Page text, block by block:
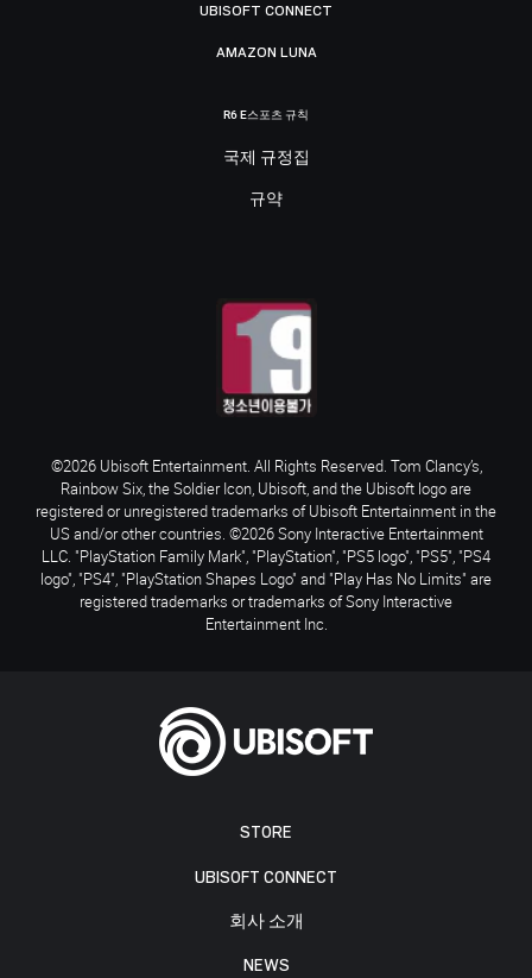
STORE
UBISOFT CONNECT
회사 소개
NEWS
UBISOFT CONNECT
AMAZON LUNA
R6 E스포츠 규칙
국제 규정집
규약
©2026 Ubisoft Entertainment. All Rights Reserved. Tom Clancy’s,
Rainbow Six, the Soldier Icon, Ubisoft, and the Ubisoft logo are
registered or unregistered trademarks of Ubisoft Entertainment in the
US and/or other countries. ©2026 Sony Interactive Entertainment
LLC. "PlayStation Family Mark", "PlayStation", "PS5 logo", "PS5", "PS4
logo", "PS4", "PlayStation Shapes Logo" and "Play Has No Limits" are
registered trademarks or trademarks of Sony Interactive
Entertainment Inc.